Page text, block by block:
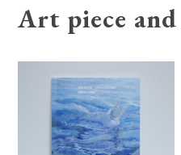
Art piece